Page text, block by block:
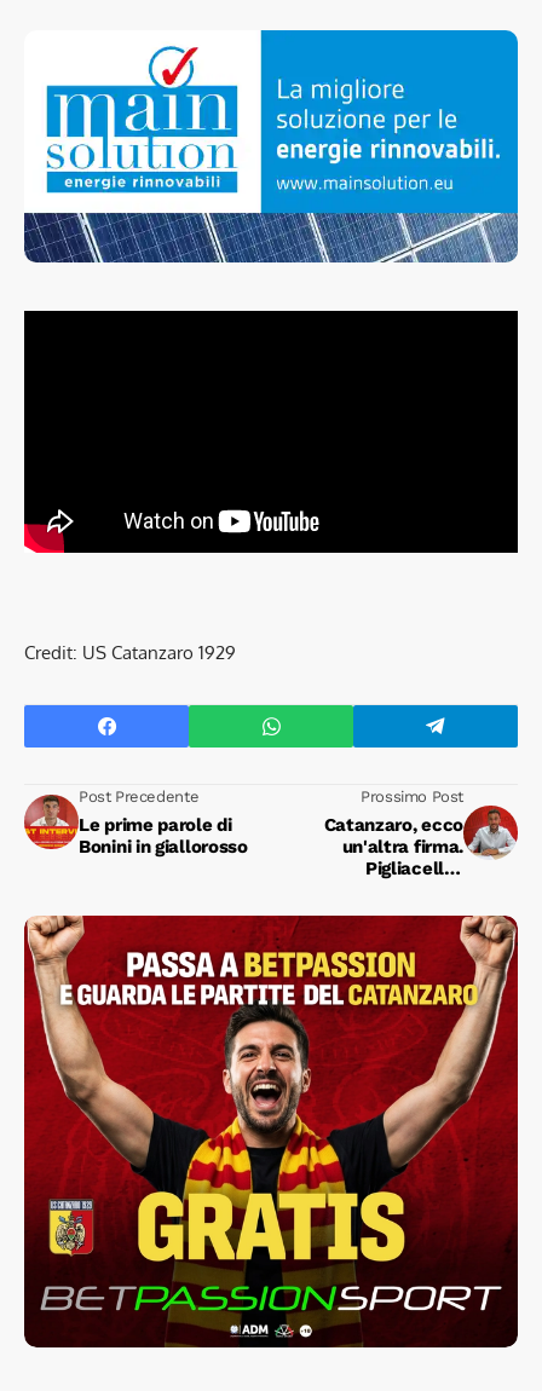
Credit: US Catanzaro 1929
Post Precedente
Le prime parole di
Bonini in giallorosso
Prossimo Post
Catanzaro, ecco
un'altra firma.
Pigliacelli è